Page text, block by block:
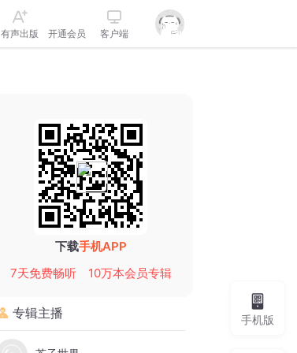
有声出版 开通会员 客户端
下载手机APP
7天免费畅听
10万本会员专辑
专辑主播 手机版